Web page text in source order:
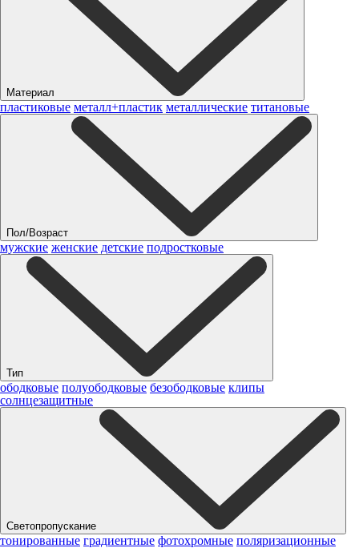
Материал
пластиковые металл+пластик металлические титановые
Пол/Возраст
мужские женские детские подростковые
Тип
ободковые полуободковые безободковые клипы
солнцезащитные
Светопропускание
тонированные градиентные фотохромные поляризационные